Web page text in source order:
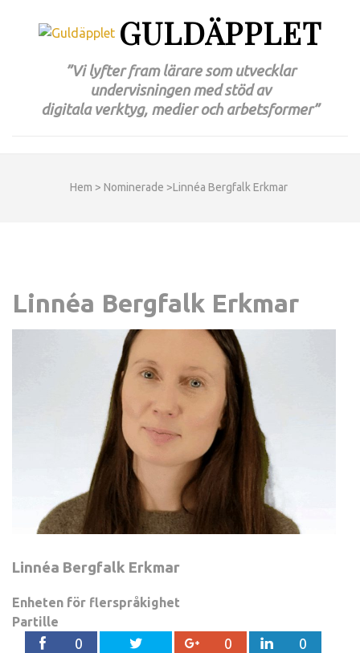
GULDÄPPLET
”Vi lyfter fram lärare som utvecklar
undervisningen med stöd av
digitala verktyg, medier och arbetsformer”
Hem > Nominerade >Linnéa Bergfalk Erkmar
Linnéa Bergfalk Erkmar
Linnéa Bergfalk Erkmar
Enheten för flerspråkighet
Partille
0 0 0